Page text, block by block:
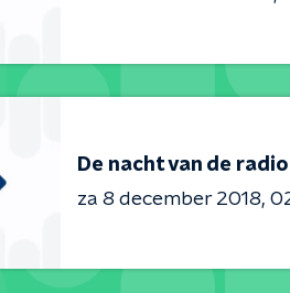
De nacht van de radio
za 8 december 2018